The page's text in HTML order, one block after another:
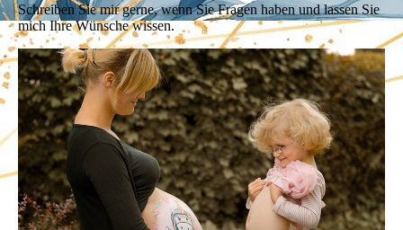
Schreiben Sie mir gerne, wenn Sie Fragen haben und lassen Sie
mich Ihre Wünsche wissen.